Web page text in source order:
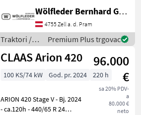
- Elektronische
Lageregelung für
Frontkraftheber -
Verstärkungsrahmen
Getriebe, M
Wölfleder Bernhard GmbH
4755 Zell a. d. Pram
Traktori /
Claas
Premium Plus trgovac
CLAAS Arion 420
96.000
€
sa 20% PDV-
a
80.000 €
neto
100 KS/74 kW God. pr. 2024 220 h
ARION 420 Stage V - Bj. 2024
- ca.120h - 440/65 R 24